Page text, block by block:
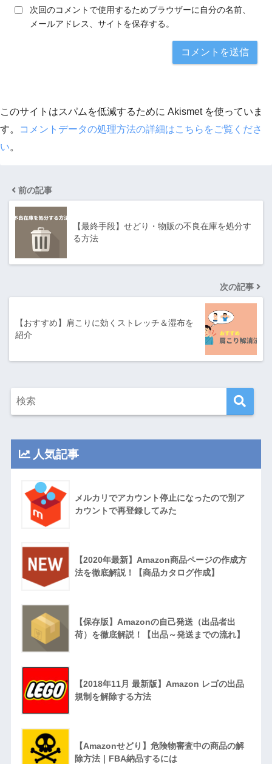
次回のコメントで使用するためブラウザーに自分の名前、
メールアドレス、サイトを保存する。
このサイトはスパムを低減するために Akismet を使っていま
す。
コメントデータの処理方法の詳細はこちらをご覧くださ
い。
前の記事
【最終手段】せどり・物販の不良在庫を処分す
る方法
次の記事
【おすすめ】肩こりに効くストレッチ＆湿布を
紹介
人気記事
メルカリでアカウント停止になったので別ア
カウントで再登録してみた
【2020年最新】Amazon商品ページの作成方
法を徹底解説！【商品カタログ作成】
【保存版】Amazonの自己発送（出品者出
荷）を徹底解説！【出品～発送までの流れ】
【2018年11月 最新版】Amazon レゴの出品
規制を解除する方法
【Amazonせどり】危険物審査中の商品の解
除方法｜FBA納品するには